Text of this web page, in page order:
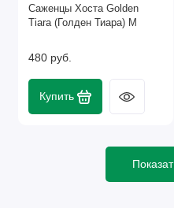
Саженцы Хоста Golden
Tiara (Голден Тиара) М
480 руб.
Купить